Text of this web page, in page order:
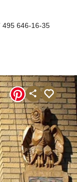
контакт
495 646-16-35